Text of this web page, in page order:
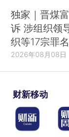
独家｜晋煤
诉 涉组织领
织等17宗罪名
2026年08月08日
财新移动